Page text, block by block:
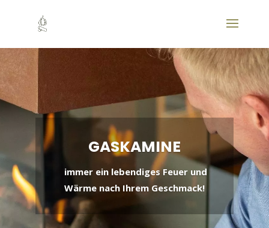
GASKAMINE
immer ein lebendiges Feuer und
Wärme nach Ihrem Geschmack!